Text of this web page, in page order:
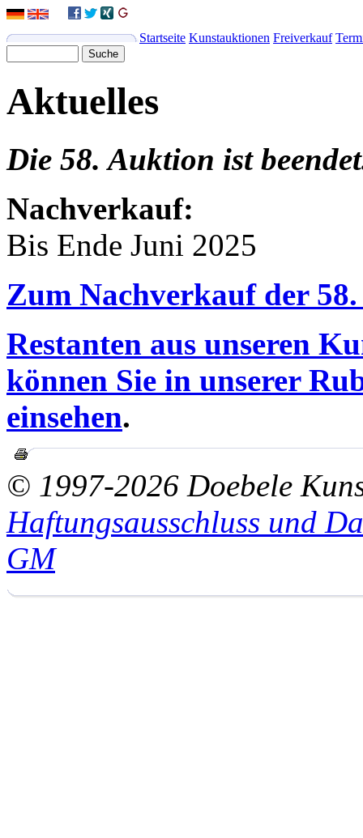
Startseite Kunstauktionen Freiverkauf
Aktuelles
Die 58. Auktion ist
Nachverkauf:
Bis Ende Juni 2025
Zum Nachverkauf der
Restanten aus unseren
können Sie in unserer
einsehen.
© 1997-2026 Doebele
Haftungsausschluss und
GM